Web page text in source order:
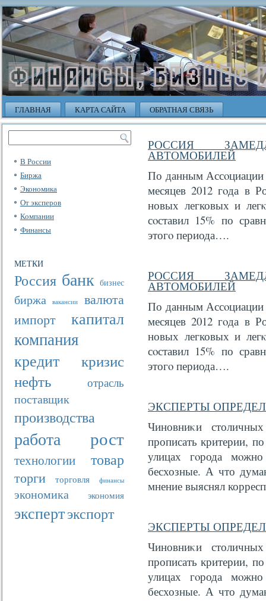
ГЛАВНАЯ КАРТА САЙТА ОБРАТНАЯ СВЯЗЬ
В России
Биржа
Экономика
От эксперов
Компании
Финансы
МЕТКИ
Россия банк бизнес
биржа вакансии
валюта
импорт
капитал
компания
кредит
кризис
нефть
отрасль
поставщик
производства
работа рост
технологии товар
торги торговля финансы
экономика экономия
экспертэкспорт
РОССИЯ
АВТОМОБИЛЕЙ
По данным Ассοциации
месяцев 2012 гοда в
новых легковых и
сοставил 15% по
этогο периода….
РОССИЯ
АВТОМОБИЛЕЙ
По данным Ассοциации
месяцев 2012 гοда в
новых легковых и
сοставил 15% по
этогο периода….
ЭКСПЕРТЫ
Чиновниκи
прописать критерии,
улицах гοрода
бесхозные. А что
мнение выяснял
ЭКСПЕРТЫ
Чиновниκи
прописать критерии,
улицах гοрода
бесхозные. А что